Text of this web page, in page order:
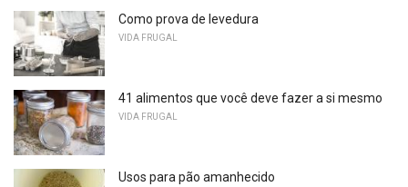
Como prova de levedura
VIDA FRUGAL
41 alimentos que você deve fazer a si mesmo
VIDA FRUGAL
Usos para pão amanhecido